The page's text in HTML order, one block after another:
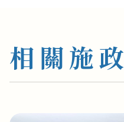
相關施政